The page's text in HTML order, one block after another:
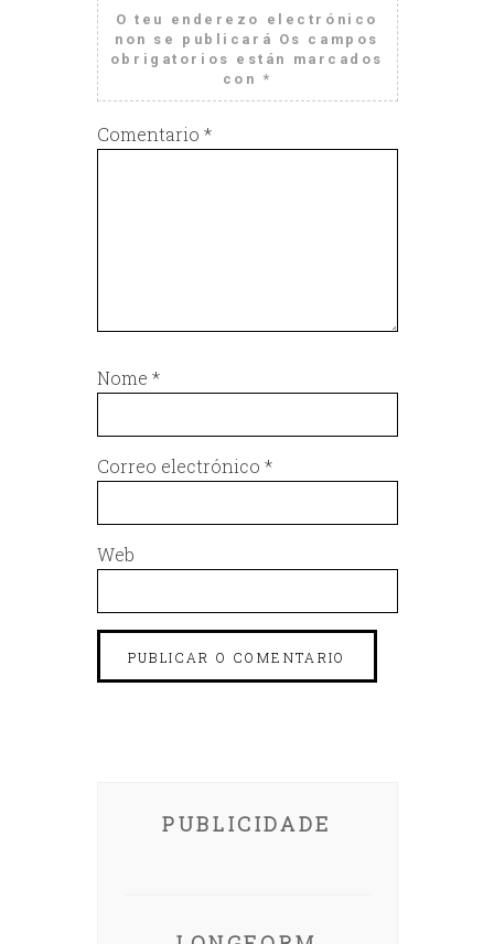
O teu enderezo electrónico
non se publicará Os campos
obrigatorios están marcados
con *
Comentario *
Nome *
Correo electrónico *
Web
PUBLICIDADE